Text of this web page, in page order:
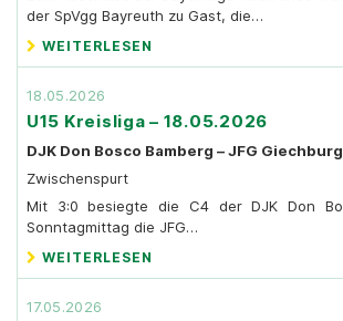
der SpVgg Bayreuth zu Gast, die…
WEITERLESEN
18.05.2026
U15 Kreisliga – 18.05.2026
DJK Don Bosco Bamberg – JFG
Zwischenspurt
Mit 3:0 besiegte die C4 der DJK Don
Sonntagmittag die JFG…
WEITERLESEN
17.05.2026